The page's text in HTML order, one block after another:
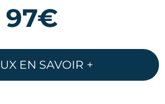
97€
EN SAVOIR +